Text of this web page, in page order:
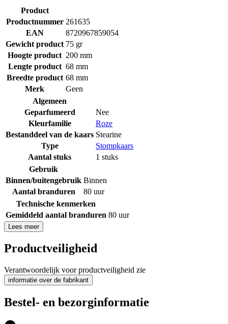
Product
Productnummer 261635
EAN
8720967859054
Gewicht product 75 gr
Hoogte product 200 mm
Lengte product 68 mm
Breedte product 68 mm
Merk
Geen
Algemeen
Geparfumeerd
Nee
Kleurfamilie
Roze
Bestanddeel van de kaars Stearine
Type
Stompkaars
Aantal stuks
1 stuks
Gebruik
Binnen/buitengebruik Binnen
Aantal branduren
80 uur
Technische kenmerken
Gemiddeld aantal branduren 80 uur
Lees meer
Productveiligheid
Verantwoordelijk voor productveiligheid zie
informatie over de fabrikant
Bestel- en bezorginformatie